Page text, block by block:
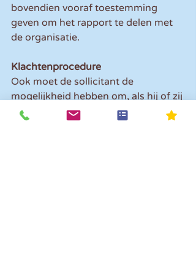
bovendien vooraf toestemming
geven om het rapport te delen met
de organisatie.
Klachtenprocedure
Ook moet de sollicitant de
mogelijkheid hebben om, als hij of zij
niet tevreden is over de gevolgde